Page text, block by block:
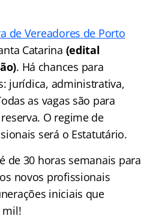
de Vereadores de Porto
Catarina (edital
. Há chances para
jurídica, administrativa,
as vagas são para
O regime de
será o Estatutário.
de 30 horas semanais para
novos profissionais
iniciais que
mil!